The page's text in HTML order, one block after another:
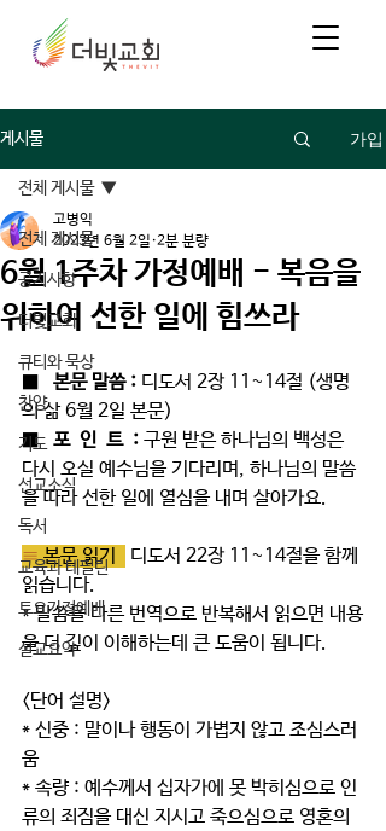
게시물 가입
전체 게시물
공지사항
더빛교회
큐티와 묵상
찬양
기도
선교소식
독서
교육과 테필린
토요가정예배
설교요약
전체 게시물
6월 1주차 가정예배 - 복음을
위하여 선한 일에 힘쓰라
고병익
2023년 6월 2일 2분 분량
■ 본문 말씀 : 디도서 2장 11~14절 (생명
의 삶 6월 2일 본문)
■ 포  인  트  : 구원 받은 하나님의 백성은
다시 오실 예수님을 기다리며, 하나님의 말씀
을 따라 선한 일에 열심을 내며 살아가요.
≡ 본문 읽기
디도서 22장 11~14절을 함께
읽습니다.
* 말씀을 다른 번역으로 반복해서 읽으면 내용
을 더 깊이 이해하는데 큰 도움이 됩니다.
<단어 설명>
* 신중 : 말이나 행동이 가볍지 않고 조심스러
움
* 속량 : 예수께서 십자가에 못 박히심으로 인
류의 죄짐을 대신 지시고 죽으심으로 영혼의